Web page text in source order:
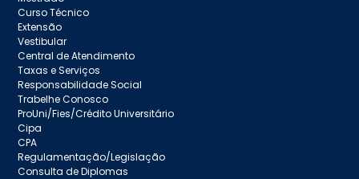
Curso Técnico
Extensão
Vestibular
Central de Atendimento
Taxas e Serviços
Responsabilidade Social
Trabelhe Conosco
ProUni/Fies/Crédito Universitário
Cipa
CPA
Regulamentação/Legislação
Consulta de Diplomas